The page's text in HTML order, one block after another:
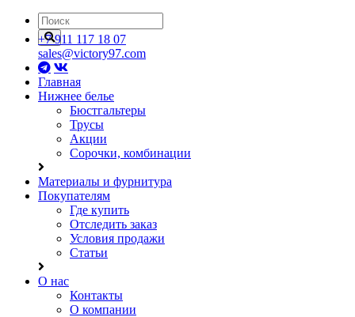
+7 911 117 18 07
sales@victory97.com
Главная
Нижнее белье
Бюстгальтеры
Трусы
Акции
Сорочки, комбинации
Материалы и фурнитура
Покупателям
Где купить
Отследить заказ
Условия продажи
Статьи
О нас
Контакты
О компании